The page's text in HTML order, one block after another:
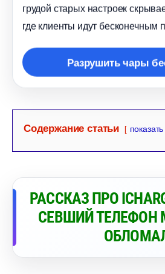
рудой старых настроек
де клиенты идут бесконечным
Разрушить чары
Содержание статьи показать
РАССКАЗ ПРО
СЕВШИЙ ТЕЛЕФОН